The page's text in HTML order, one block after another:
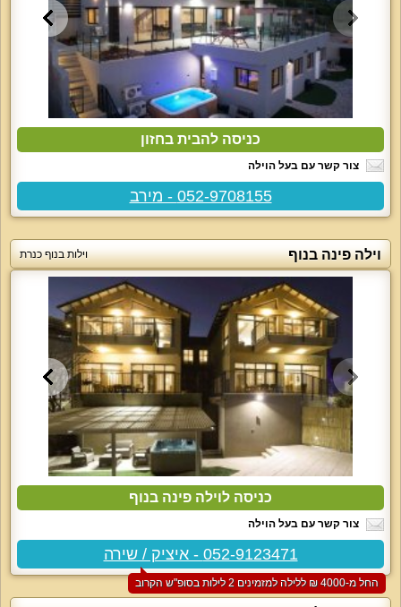
כניסה להבית בחזון
צור קשר עם בעל הוילה
052-9708155 - מירב
וילה פינה בנוף וילות בנוף כנרת
כניסה לוילה פינה בנוף
צור קשר עם בעל הוילה
052-9123471 - איציק / שירה
החל מ-‏4000 ₪ ללילה למזמינים 2 לילות בסופ"ש הקרוב